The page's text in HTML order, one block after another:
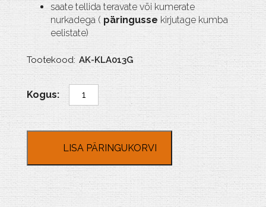
saate tellida teravate või kumerate
nurkadega ( päringusse kirjutage kumba
eelistate)
Tootekood: AK-KLA013G
3
Klick
raam
32
mm
kogus
LISA PÄRINGUKORVI